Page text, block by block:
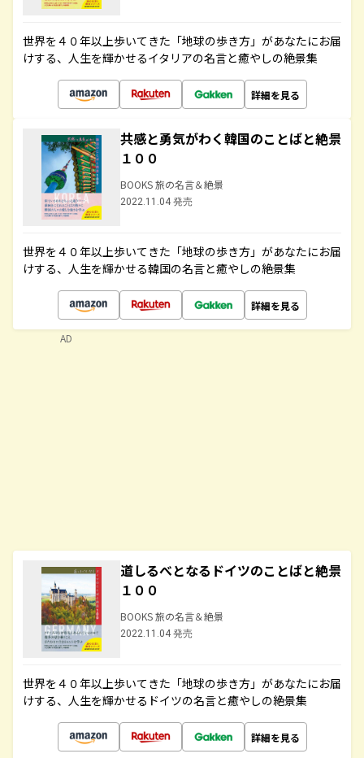
世界を４０年以上歩いてきた「地球の歩き方」があなたにお届
けする、人生を輝かせるイタリアの名言と癒やしの絶景集
詳細を見る
共感と勇気がわく韓国のことばと絶景
１００
BOOKS 旅の名言＆絶景
2022.11.04 発売
世界を４０年以上歩いてきた「地球の歩き方」があなたにお届
けする、人生を輝かせる韓国の名言と癒やしの絶景集
詳細を見る
道しるべとなるドイツのことばと絶景
１００
BOOKS 旅の名言＆絶景
2022.11.04 発売
世界を４０年以上歩いてきた「地球の歩き方」があなたにお届
けする、人生を輝かせるドイツの名言と癒やしの絶景集
詳細を見る
AD